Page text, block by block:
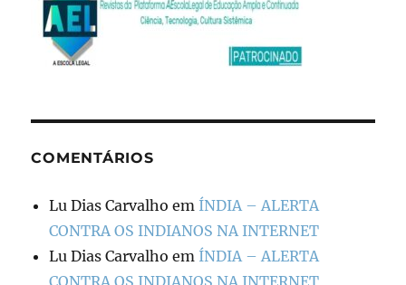
COMENTÁRIOS
Lu Dias Carvalho em ÍNDIA – ALERTA
CONTRA OS INDIANOS NA INTERNET
Lu Dias Carvalho em ÍNDIA – ALERTA
CONTRA OS INDIANOS NA INTERNET